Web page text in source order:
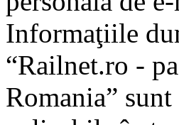
Informaţiile
“Railnet.ro -
Romania”